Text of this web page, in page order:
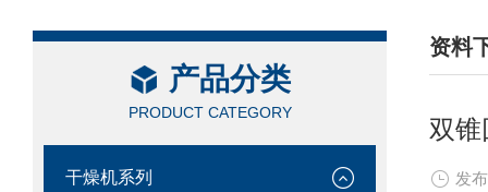
产品分类
PRODUCT CATEGORY
干燥机系列
资料
/
双
发